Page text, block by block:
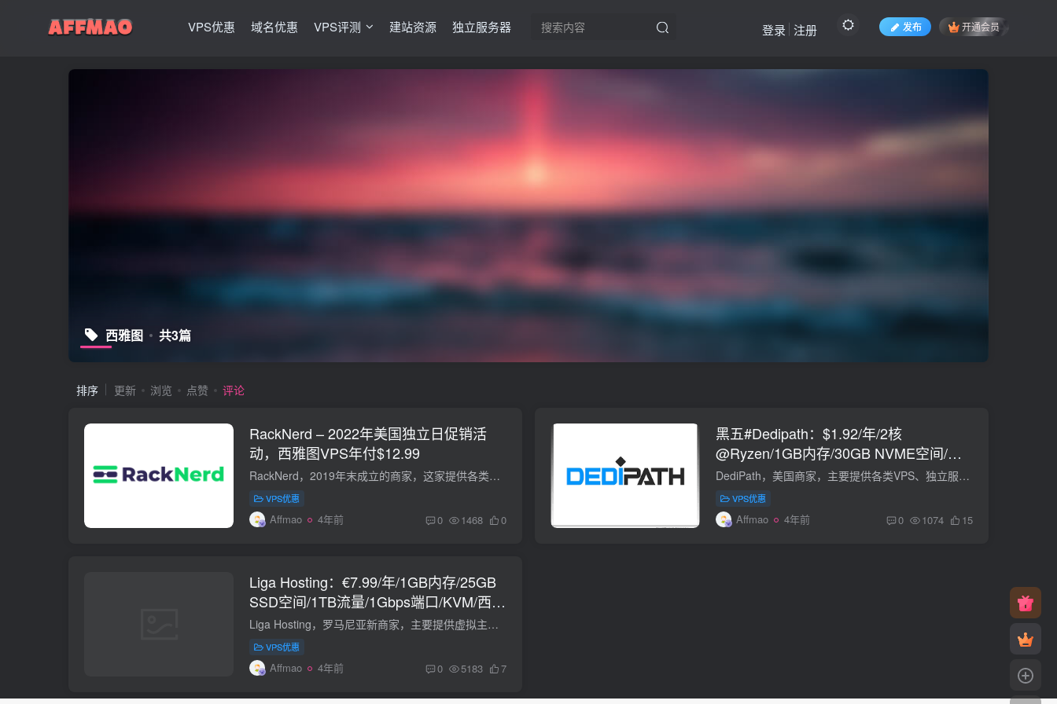
VPS优惠 域名优惠 VPS评测 建站资源 独立服务器 发布 开通会员
登录 注册
西雅图 共3篇
排序 更新 浏览 点赞 评论
RackNerd – 2022年美国独立日促销活
动，西雅图VPS年付$12.99
RackNerd，2019年末成立的商家，这家提供各类KVM VPS、独立服务器、虚拟主机、分销主机等，主机百科介绍过几次。现在最新优惠，数据中心为西雅图。支持Paypal、支付宝付款（建议使用Paypal付款...
VPS优惠
Affmao 4年前 0 1468 0
黑五#Dedipath：$1.92/年/2核
@Ryzen/1GB内存/30GB NVME空间/不
限流量/1Gbps端口/KVM/圣何塞/洛杉矶/
西雅图等等
DediPath，美国商家，主要提供各类VPS、独立服务器、主机托管等，主机百科介绍过多次。现在2022黑五优惠，全场VPS 35折优惠，性价比高。支持Paypal、支付宝、微信付款。 此次，感觉AMD Ryzen处...
VPS优惠
Affmao 4年前 0 1074 15
Liga Hosting：€7.99/年/1GB内存/25GB
SSD空间/1TB流量/1Gbps端口/KVM/西雅
图
Liga Hosting，罗马尼亚新商家，主要提供虚拟主机、KVM VPS、独立服务器等，VPS数据中心有荷兰和西雅图。下面是西雅图KVM VPS。 SEATTLE – KVM SSD 1 vCPU：1 内存：1 GB 空间：25 GB SSD 流量...
VPS优惠
Affmao 4年前 0 5183 7